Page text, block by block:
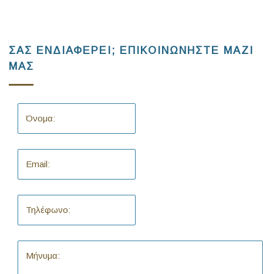
ΣΑΣ ΕΝΔΙΑΦΕΡΕΙ; ΕΠΙΚΟΙΝΩΝΗΣΤΕ ΜΑΖΙ
ΜΑΣ